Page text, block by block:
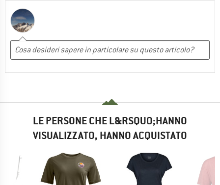
LE PERSONE CHE L&RSQUO;HANNO
VISUALIZZATO, HANNO ACQUISTATO